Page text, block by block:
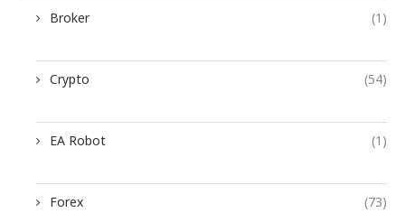
Broker (1)
Crypto (54)
EA Robot (1)
Forex (73)